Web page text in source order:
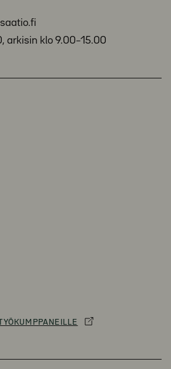
arkisin klo 9.00–15.00